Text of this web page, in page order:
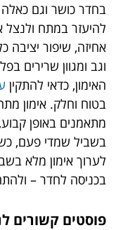
בחדר כושר וגם כאלה
להיעזר במתח ולנצל
אחיזה, שיפור יציבה
וגב ומגוון שרירים
האימון, כדאי להתקין
בטוח וחלק. אימון
מתאמנים באופן
בשביל שמדי פעם,
לערוך אימון מלא
בכניסה לחדר –
פוסטים קשורים